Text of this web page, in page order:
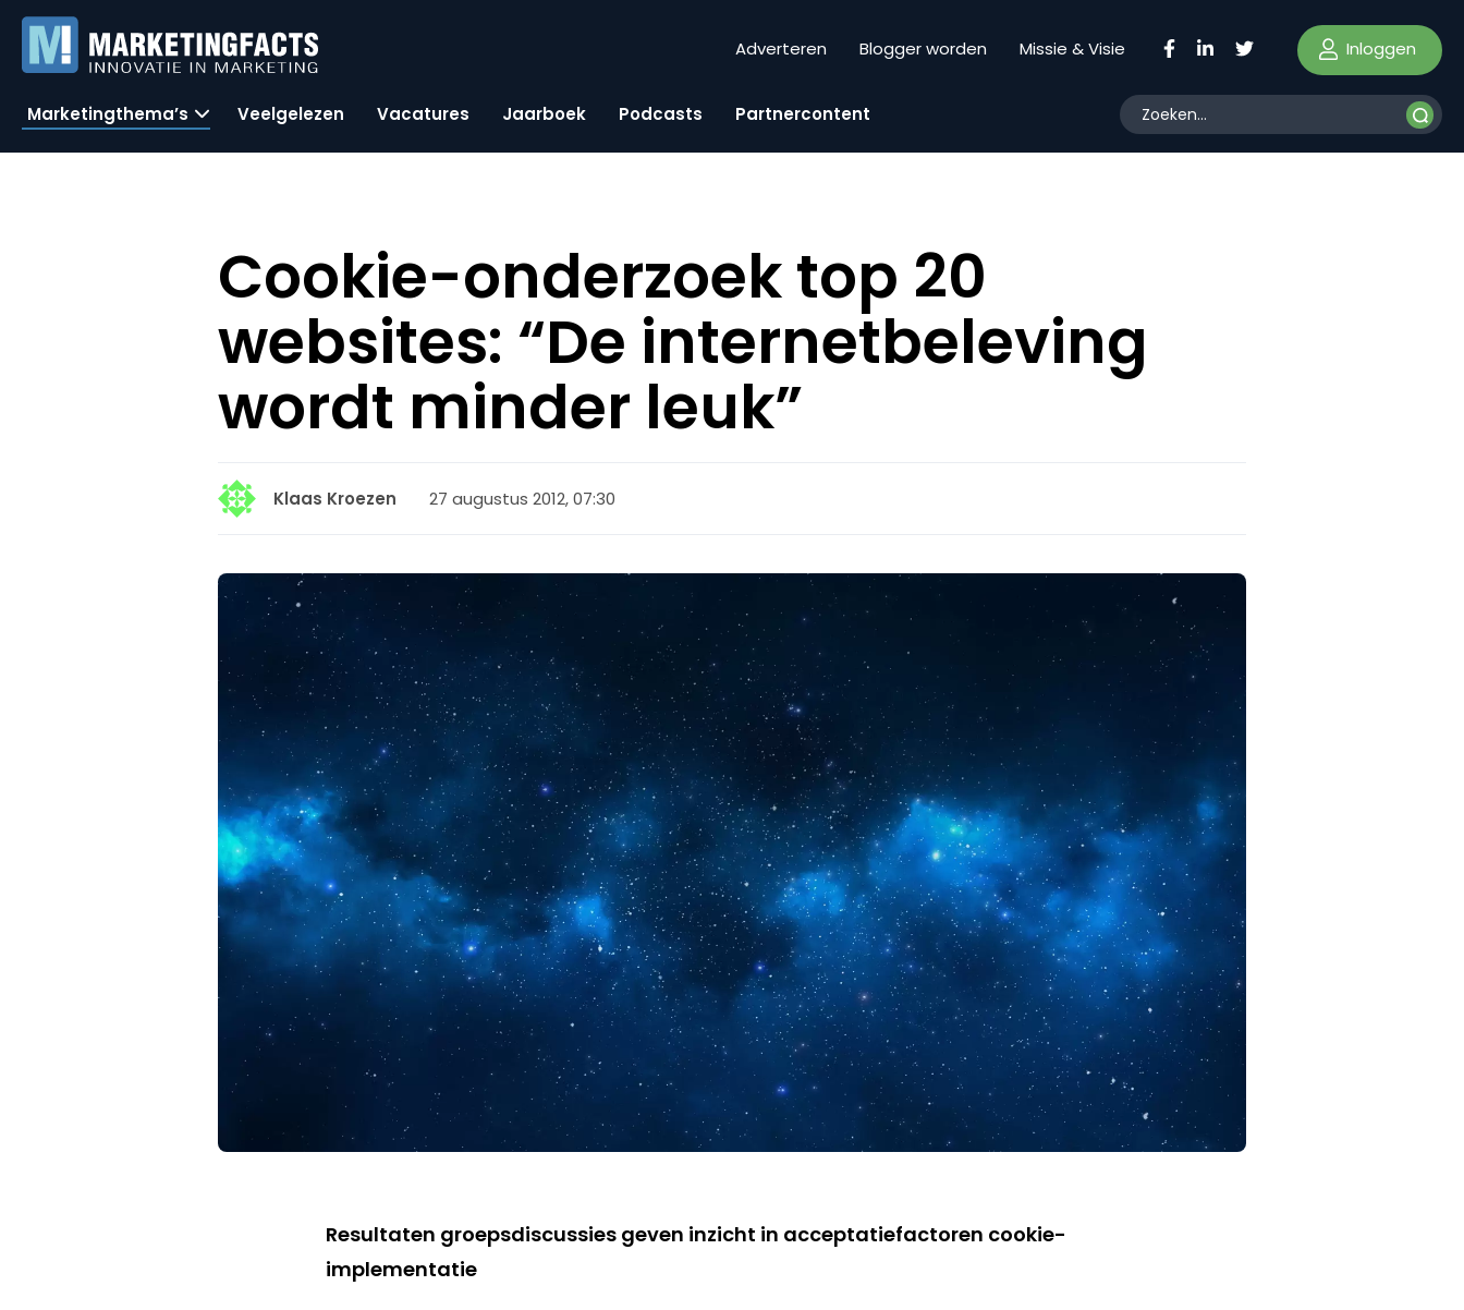
Adverteren Blogger worden Missie & Visie Inloggen
Marketingthema’s Veelgelezen Vacatures Jaarboek Podcasts Partnercontent
Cookie-onderzoek top 20
websites: “De internetbeleving
wordt minder leuk”
Klaas Kroezen 27 augustus 2012, 07:30
Resultaten groepsdiscussies geven inzicht in acceptatiefactoren cookie-
implementatie